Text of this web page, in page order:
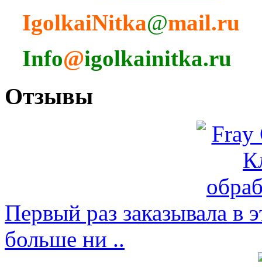
IgolkaiNitka@mail.ru
Info@igolkainitka.ru
Отзывы
Первый раз заказывала в
больше ни ..